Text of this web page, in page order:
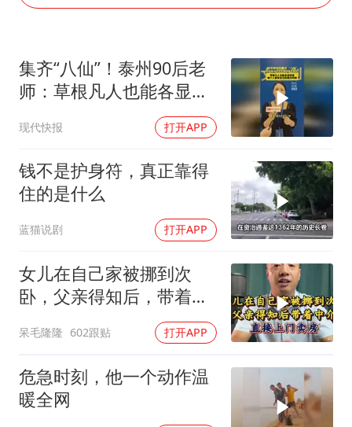
网传《披荆斩棘2026》名单
浙江台州《告全体市民书》
香港宏福苑火灾或由烟头引起
人民的健康、体质、幸福一脉相承
集齐“八仙”！泰州90后老
师：草根凡人也能各显神
通，每个人都有自己的高
光时刻
现代快报 打开APP
钱不是护身符，真正靠得
住的是什么
蓝猫说剧 打开APP
女儿在自己家被挪到次
卧，父亲得知后，带着中
呆毛隆隆 602跟贴 打开APP
危急时刻，他一个动作温
暖全网